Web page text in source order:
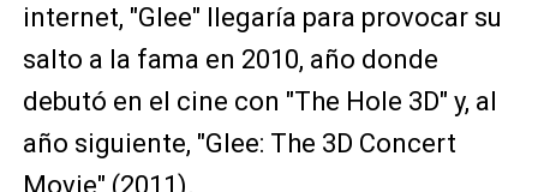
internet, "Glee" llegaría para provocar su
salto a la fama en 2010, año donde
debutó en el cine con "The Hole 3D" y, al
año siguiente, "Glee: The 3D Concert
Movie" (2011).